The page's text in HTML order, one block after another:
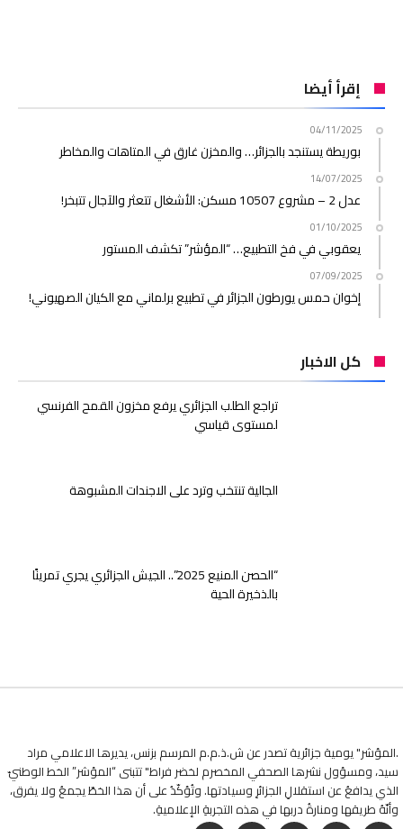
إقرأ أيضا
04/11/2025
بوريطة يستنجد بالجزائر… والمخزن غارق في المتاهات والمخاطر
14/07/2025
عدل 2 – مشروع 10507 مسكن: الأشغال تتعثر والآجال تتبخر!
01/10/2025
يعقوبي في فخ التطبيع… “المؤشر” تكشف المستور
07/09/2025
إخوان حمس يورطون الجزائر في تطبيع برلماني مع الكيان الصهيوني!
كل الاخبار
تراجع الطلب الجزائري يرفع مخزون القمح الفرنسي
لمستوى قياسي
الجالية تنتخب وترد على الاجندات المشبوهة
“الحصن المنيع 2025”.. الجيش الجزائري يجري تمرينًا
بالذخيرة الحية
.المؤشر" يومية جزائرية تصدر عن ش.ذ.م.م المرسم بزنس، يديرها الاعلامي مراد
سيد، ومسؤول نشرها الصحفي المخصرم لخضر فراط" تتبنى “المؤشر” الخط الوطنيّ
الذي يدافعُ عن استقلالِ الجزائرِ وسيادتها. وتُؤكّدُ على أن هذا الخطّ يجمعُ ولا يفرق،
وأنّهُ طريقها ومنارةُ دربها في هذه التجربةِ الإعلاميةِ.